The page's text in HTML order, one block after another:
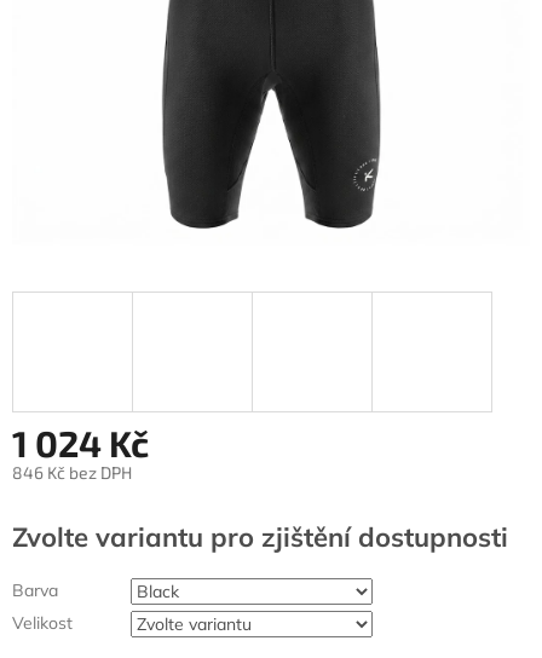
1 024 Kč
846 Kč bez DPH
cena:
Zvolte variantu
Barva
Velikost